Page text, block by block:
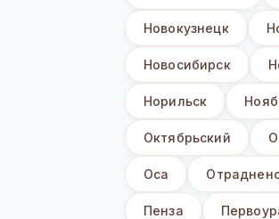
Новокузнецк
Новосибирск
Норильск
Октябрьский
Оса
Пенза